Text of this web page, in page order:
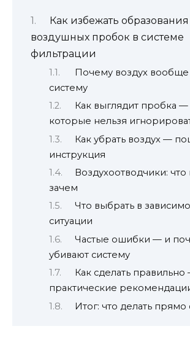
Как избежать образования
воздушных пробок в системе
фильтрации
Почему воздух вообще
систему
Как выглядит пробка
которые нельзя
Как убрать воздух —
инструкция
Воздухоотводчики: что
зачем
Что выбрать в
ситуации
Частые ошибки — и
убивают систему
Как сделать правильно
практические
Итог: что делать прямо